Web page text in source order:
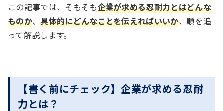
この記事では、そもそも企業が求める忍耐力とはどんな
ものか、具体的にどんなことを伝えればいいか、順を追
って解説します。
【書く前にチェック】企業が求める忍耐
力とは？